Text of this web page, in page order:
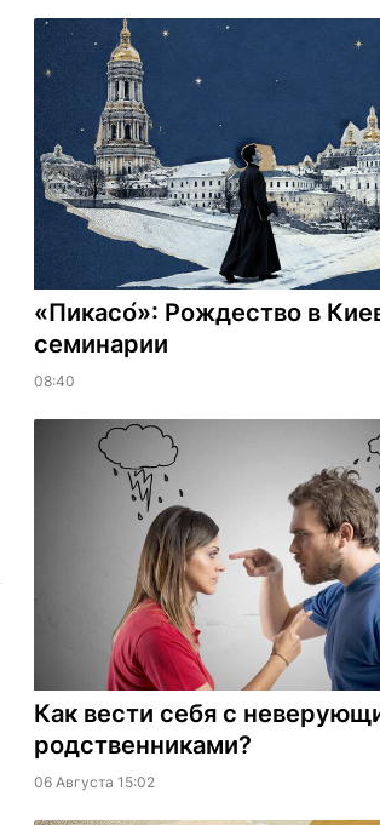
«Пикасо́»: Рождество в
семинарии
08:40
Как вести себя с
родственниками?
06 Августа 15:02